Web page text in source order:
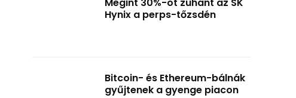
Hynix a perps-tőzsdén
Bitcoin- és Ethereum-bálnák
gyűjtenek a gyenge piacon